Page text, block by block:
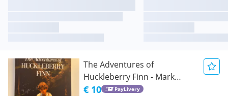
The Adventures of
Huckleberry Finn - Mark
Twain - Independently
€ 10 PayLivery